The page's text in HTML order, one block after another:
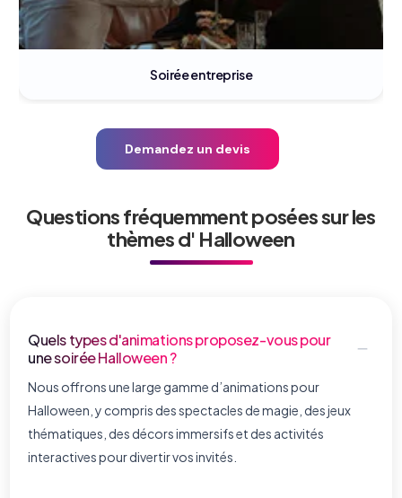
Salon professionnel
Demandez un devis
Questions fréquemment posées sur les
thèmes d' Halloween
Quels types d'animations proposez-vous pour
une soirée Halloween ?
Nous offrons une large gamme d’animations pour
Halloween, y compris des spectacles de magie, des jeux
thématiques, des décors immersifs et des activités
interactives pour divertir vos invités.